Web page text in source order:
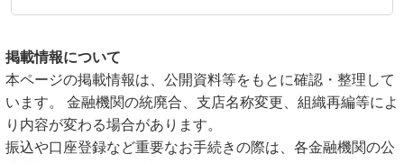
掲載情報について
本ページの掲載情報は、公開資料等をもとに確認・整理して
います。 金融機関の統廃合、支店名称変更、組織再編等によ
り内容が変わる場合があります。
振込や口座登録など重要なお手続きの際は、各金融機関の公